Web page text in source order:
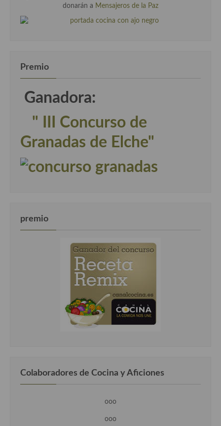
donarán a Mensajeros de la Paz
Premio
Ganadora:
" III Concurso de
Granadas de Elche"
premio
Colaboradores de Cocina y Aficiones
ooo
ooo